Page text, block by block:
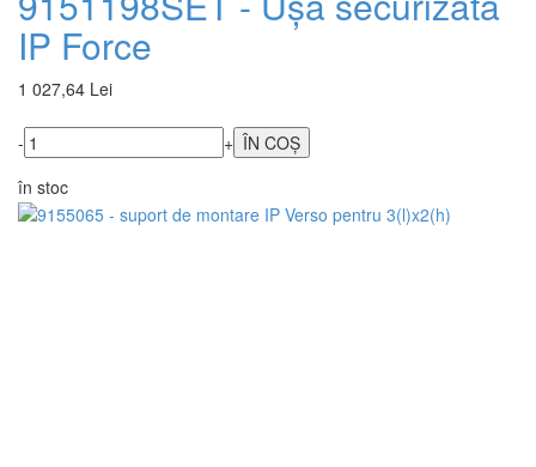
IP Force
1 027,64 Lei
-
+
în stoc